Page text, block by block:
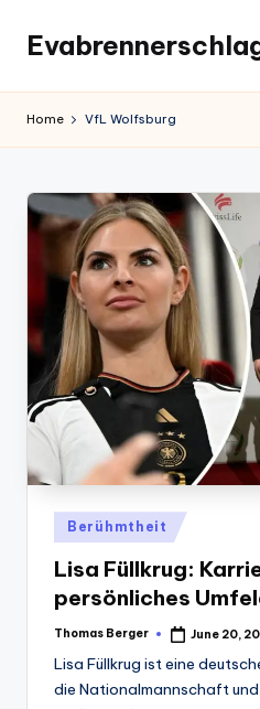
content
Home VfL Wolfsburg
Posted
in
Berühmtheit
Lisa Füllkrug:
persönliches
Posted
Thomas Berger June 20,
Lisa Füllkrug ist eine
die Nationalmannschaft